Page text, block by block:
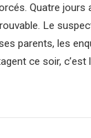
Quatre jours
Le
parents, les
ce soir, c’est